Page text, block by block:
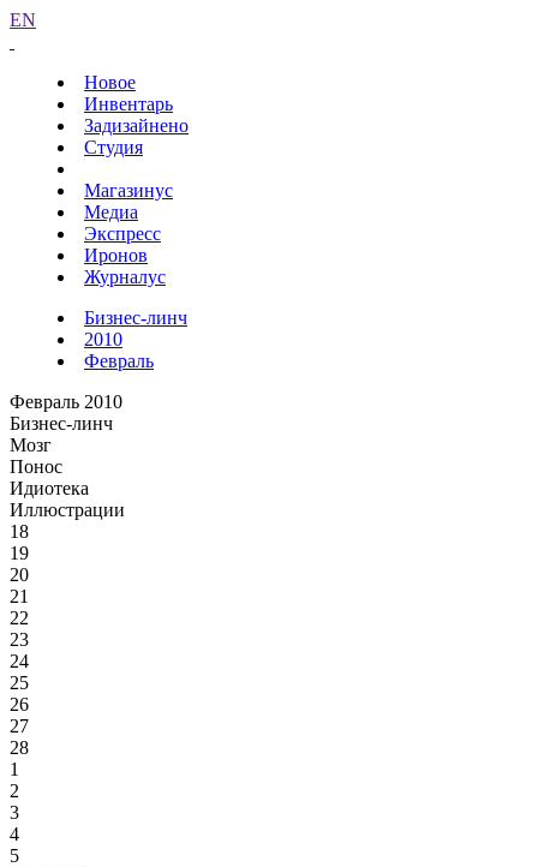
EN
Новое
Инвентарь
Задизайнено
Студия
Магазинус
Медиа
Экспресс
Иронов
Журналус
Бизнес-линч
2010
Февраль
Февраль 2010
Бизнес-линч
Мозг
Понос
Идиотека
Иллюстрации
18
19
20
21
22
23
24
25
26
27
28
1
2
3
4
5